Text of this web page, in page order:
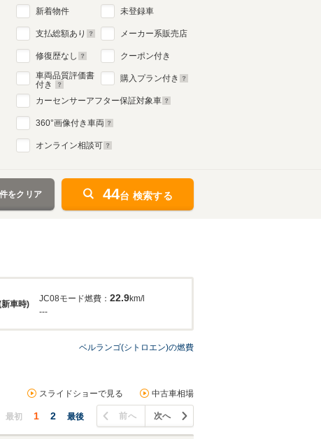
新着物件
支払総額あり
修復歴なし
車両品質評価書
付き
未登録車
メーカー系販売店
クーポン付き
購入プラン付き
カーセンサーアフター保証対象車
360°画像付き車両
オンライン相談可
をクリア 44台 検索する
車時)
JC08モード燃費： 22.9km/l
---
ベルランゴ(シトロエン)の燃費
スライドショーで見る 中古車相場
最初 1 2 最後 前へ 次へ